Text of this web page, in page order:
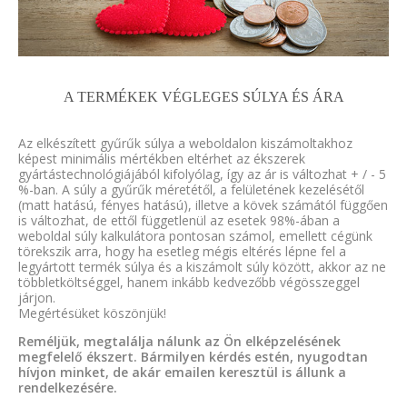
A TERMÉKEK VÉGLEGES SÚLYA ÉS ÁRA
Az elkészített gyűrűk súlya a weboldalon kiszámoltakhoz
képest minimális mértékben eltérhet az ékszerek
gyártástechnológiájából kifolyólag, így az ár is változhat + / - 5
%-ban. A súly a gyűrűk méretétől, a felületének kezelésétől
(matt hatású, fényes hatású), illetve a kövek számától függően
is változhat, de ettől függetlenül az esetek 98%-ában a
weboldal súly kalkulátora pontosan számol, emellett cégünk
törekszik arra, hogy ha esetleg mégis eltérés lépne fel a
legyártott termék súlya és a kiszámolt súly között, akkor az ne
többletköltséggel, hanem inkább kedvezőbb végösszeggel
járjon.
Megértésüket köszönjük!
Reméljük, megtalálja nálunk az Ön elképzelésének
megfelelő ékszert. Bármilyen kérdés estén, nyugodtan
hívjon minket, de akár emailen keresztül is állunk a
rendelkezésére.